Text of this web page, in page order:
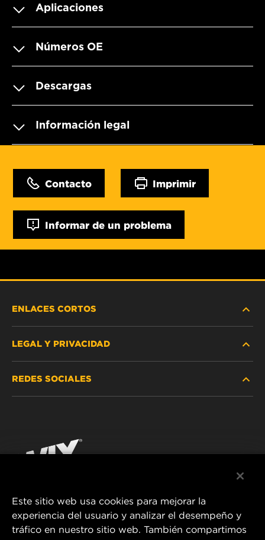
Aplicaciones
Números OE
Descargas
Información legal
Contacto Imprimir
Informar de un problema
ENLACES CORTOS
DÓNDE COMPRAR
¡CONTÁCTENOS!
LEGAL Y PRIVACIDAD
IMPRESSUM
REDES SOCIALES
YouTube
MANN+HUMMEL FT Poland
ul. Wrocławska 145,
Este sitio web usa cookies para mejorar la
experiencia del usuario y analizar el desempeño y
tráfico en nuestro sitio web. También compartimos